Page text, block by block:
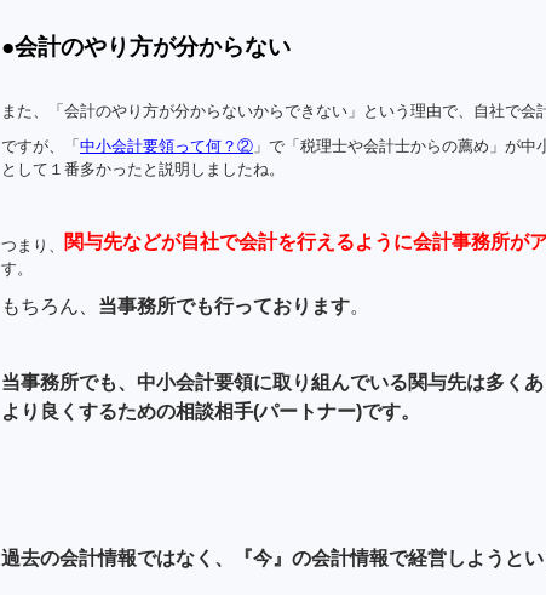
●会計のやり方が分からない
また、「会計のやり方が分からないからできない」という理由で、自社で会
ですが、「 中小会計要領って何？② 」で「税理士や会計士からの薦め」が
として１番多かったと説明しましたね。
つまり、 関与先などが自社で会計を行えるように会計事務所が
す。
もちろん、 当事務所でも行っております。
当事務所でも、中小会計要領に取り組んでいる関与先は多く
より良くするための相談相手(パートナー)です。
過去の会計情報ではなく、『今』の会計情報で経営しようと